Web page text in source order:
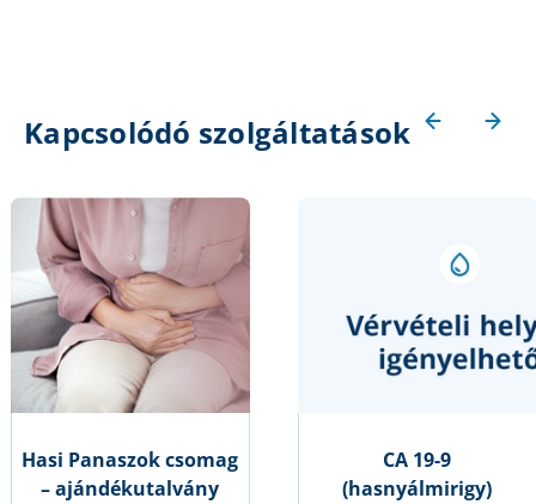
Kapcsolódó szolgáltatások
Hasi Panaszok csomag
– ajándékutalvány
CA 19-9
(hasnyálmirigy)